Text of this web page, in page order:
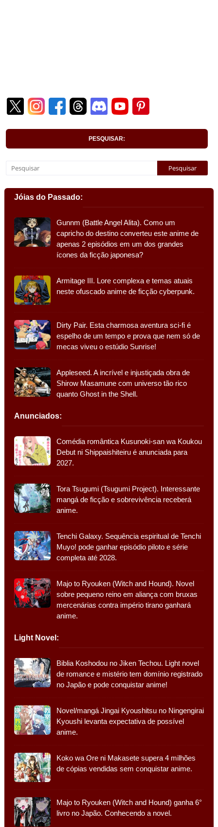
PESQUISAR:
Jóias do Passado:
Gunnm (Battle Angel Alita). Como um
capricho do destino converteu este anime de
apenas 2 episódios em um dos grandes
ícones da ficção japonesa?
Armitage III. Lore complexa e temas atuais
neste ofuscado anime de ficção cyberpunk.
Dirty Pair. Esta charmosa aventura sci-fi é
espelho de um tempo e prova que nem só de
mecas viveu o estúdio Sunrise!
Appleseed. A incrível e injustiçada obra de
Shirow Masamune com universo tão rico
quanto Ghost in the Shell.
Anunciados:
Comédia romântica Kusunoki-san wa Koukou
Debut ni Shippaishiteiru é anunciada para
2027.
Tora Tsugumi (Tsugumi Project). Interessante
mangá de ficção e sobrevivência receberá
anime.
Tenchi Galaxy. Sequência espiritual de Tenchi
Muyo! pode ganhar episódio piloto e série
completa até 2028.
Majo to Ryouken (Witch and Hound). Novel
sobre pequeno reino em aliança com bruxas
mercenárias contra império tirano ganhará
anime.
Light Novel:
Biblia Koshodou no Jiken Techou. Light novel
de romance e mistério tem domínio registrado
no Japão e pode conquistar anime!
Novel/mangá Jingai Kyoushitsu no Ningengirai
Kyoushi levanta expectativa de possível
anime.
Koko wa Ore ni Makasete supera 4 milhões
de cópias vendidas sem conquistar anime.
Majo to Ryouken (Witch and Hound) ganha 6°
livro no Japão. Conhecendo a novel.